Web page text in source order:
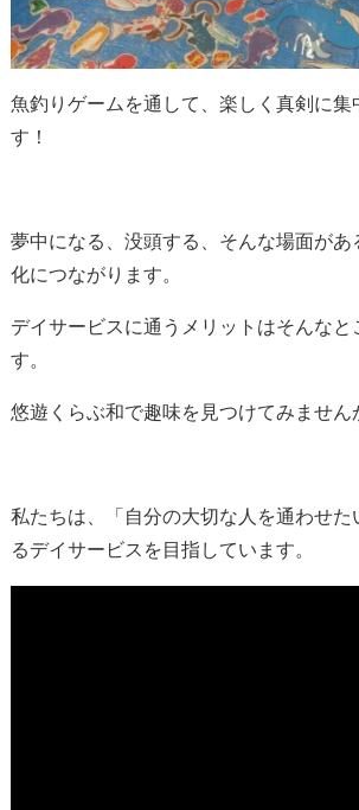
魚釣りゲームを通して、楽しく真剣に集
す！
夢中になる、没頭する、そんな場面があ
化につながります。
デイサービスに通うメリットはそんなと
す。
悠遊くらぶ和で趣味を見つけてみませ
私たちは、「自分の大切な人を通わせた
るデイサービスを目指しています。